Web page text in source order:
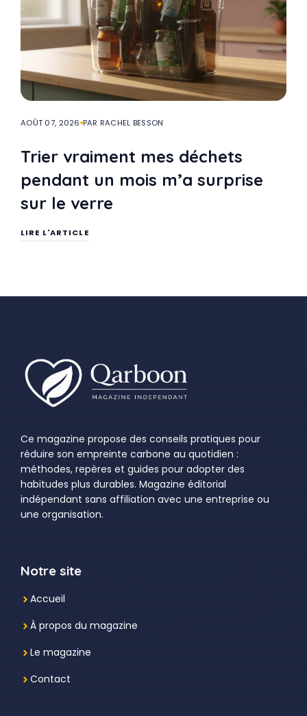
AOÛT 07, 2026 PAR RACHEL BESSON
Trier vraiment mes déchets
pendant un mois m’a surprise
sur le verre
LIRE L'ARTICLE
Ce magazine propose des conseils pratiques pour
réduire son empreinte carbone au quotidien :
méthodes, repères et guides pour adopter des
habitudes plus durables. Magazine éditorial
indépendant sans affiliation avec une entreprise ou
une organisation.
Notre site
Accueil
À propos du magazine
Le magazine
Contact